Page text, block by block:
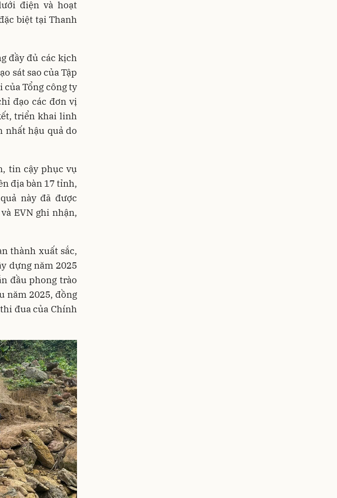
điện và hoạt
biệt tại Thanh
đầy đủ các kịch
sát sao của Tập
Tổng công ty
đạo các đơn vị
triển khai linh
nhất hậu quả do
tin cậy phục vụ
địa bàn 17 tỉnh,
này đã được
EVN ghi nhận,
thành xuất sắc,
dựng năm 2025
đầu phong trào
năm 2025, đồng
đua của Chính